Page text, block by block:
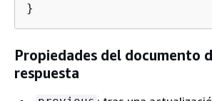
}
Propiedades del documento
respuesta